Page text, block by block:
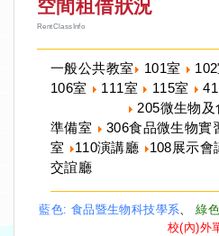
空間租借狀況
RentClassInfo
一般公共教室 101室
106室
111室 115室
205微生物
準備室
306食品微生物實
室
110演講廳 108展示會
交誼廳
藍色: 食品暨生物科技學系、綠
校(內)外